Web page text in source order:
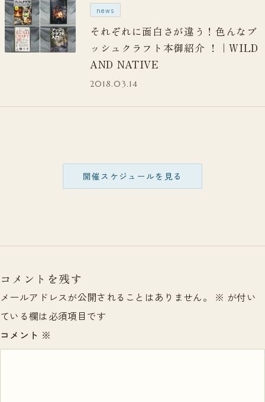
news
それぞれに面白さが違う！色んなブ
ッシュクラフト本御紹介 ！｜WILD
AND NATIVE
2018.03.14
開催スケジュールを見る
コメントを残す
メールアドレスが公開されることはありません。 ※ が付い
ている欄は必須項目です
コメント ※